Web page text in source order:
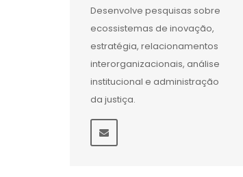
Desenvolve pesquisas sobre
ecossistemas de inovação,
estratégia, relacionamentos
interorganizacionais, análise
institucional e administração
da justiça.